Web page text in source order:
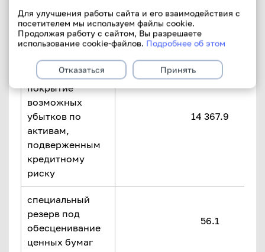
балансе, на 1-е
число месяца
специальный
резерв на
покрытие
возможных
убытков по
активам,
подверженным
кредитному
риску
14 367.9
специальный
резерв под
обесценивание
ценных бумаг
56.1
Для улучшения работы сайта и его взаимодействия с
посетителем мы используем файлы cookie.
Продолжая работу с сайтом, Вы разрешаете
использование cookie-файлов. Подробнее об этом
Отказаться Принять